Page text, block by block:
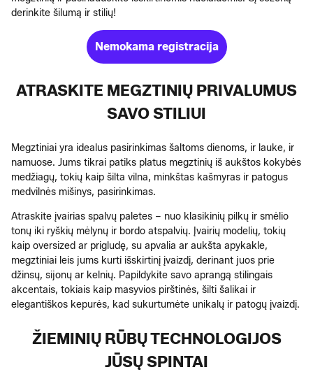
derinkite šilumą ir stilių!
Nemokama registracija
ATRASKITE MEGZTINIŲ PRIVALUMUS
SAVO STILIUI
Megztiniai yra idealus pasirinkimas šaltoms dienoms, ir lauke, ir
namuose. Jums tikrai patiks platus megztinių iš aukštos kokybės
medžiagų, tokių kaip šilta vilna, minkštas kašmyras ir patogus
medvilnės mišinys, pasirinkimas.
Atraskite įvairias spalvų paletes – nuo klasikinių pilkų ir smėlio
tonų iki ryškių mėlynų ir bordo atspalvių. Įvairių modelių, tokių
kaip oversized ar prigludę, su apvalia ar aukšta apykakle,
megztiniai leis jums kurti išskirtinį įvaizdį, derinant juos prie
džinsų, sijonų ar kelnių. Papildykite savo aprangą stilingais
akcentais, tokiais kaip masyvios pirštinės, šilti šalikai ir
elegantiškos kepurės, kad sukurtumėte unikalų ir patogų įvaizdį.
ŽIEMINIŲ RŪBŲ TECHNOLOGIJOS
JŪSŲ SPINTAI